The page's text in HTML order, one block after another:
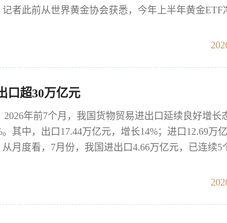
者此前从世界黄金协会获悉，今年上半年黄金ETF
口超30万亿元
年前7个月，我国货物贸易进出口延续良好增长
其中，出口17.44万亿元，增长14%；进口12.69万
月度看，7月份，我国进出口4.66万亿元，已连续5